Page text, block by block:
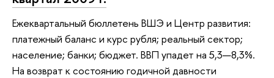
Ежеквартальный бюллетень ВШЭ и Центр развития:
платежный баланс и курс рубля; реальный сектор;
население; банки; бюджет. ВВП упадет на 5,3—8,3%.
На возврат к состоянию годичной давности